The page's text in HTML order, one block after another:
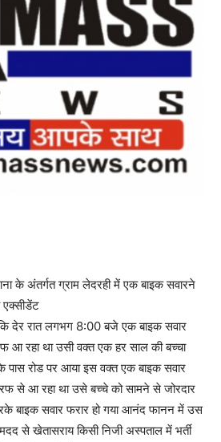
के अंतर्गत ग्राम लेदरही में एक बाइक सवारने
देर रात लगभग 8:00 बजे एक बाइक सवार
आ रहा था उसी वक्त एक हर साल की बच्चा
रोड पर आया इस वक्त एक बाइक सवार
से आ रहा था उसे बच्चे को सामने से जोरदार
बाइक सवार फरार हो गया आनंद फानन में उस
से खेतासराय किसी निजी अस्पताल में भर्ती